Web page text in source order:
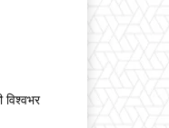
विश्वभर